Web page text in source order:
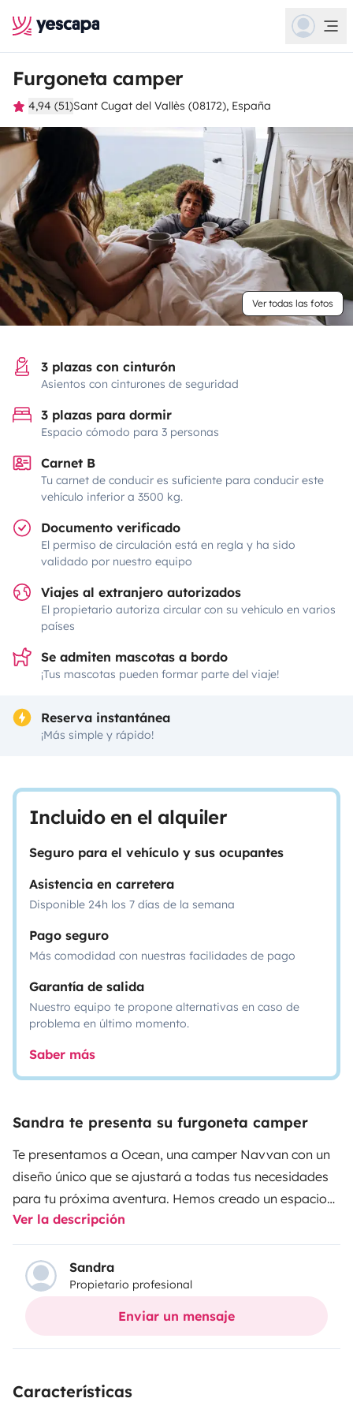
Furgoneta camper
4,94 (51)Sant Cugat del Vallès (08172), España
Ver todas las fotos
3 plazas con cinturón
Asientos con cinturones de seguridad
3 plazas para dormir
Espacio cómodo para 3 personas
Carnet B
Tu carnet de conducir es suficiente para conducir este
vehículo inferior a 3500 kg.
Documento verificado
El permiso de circulación está en regla y ha sido
validado por nuestro equipo
Viajes al extranjero autorizados
El propietario autoriza circular con su vehículo en varios
países
Se admiten mascotas a bordo
¡Tus mascotas pueden formar parte del viaje!
Reserva instantánea
¡Más simple y rápido!
Incluido en el alquiler
Seguro para el vehículo y sus ocupantes
Asistencia en carretera
Disponible 24h los 7 días de la semana
Pago seguro
Más comodidad con nuestras facilidades de pago
Garantía de salida
Nuestro equipo te propone alternativas en caso de
problema en último momento.
Saber más
Sandra te presenta su furgoneta camper
Te presentamos a Ocean, una camper Navvan con un
diseño único que se ajustará a todas tus necesidades
para tu próxima aventura. Hemos creado un espacio
donde la versatilidad de los muebles de madera y
todos sus accesorios no dejarán de sorprenderte.En
tan son 6 metros cuadrados, nuestra Peugeot Boxer de
3 plazas dispone de: Dormitorio con cama de
matrimonio y cama individual
Cocina completamente
italiana y exprimidorSalón/comedor con mesa
interior, WC químico portátil, WC seco portátil y
Ver la descripción
Sandra
Propietario profesional
Enviar un mensaje
Características